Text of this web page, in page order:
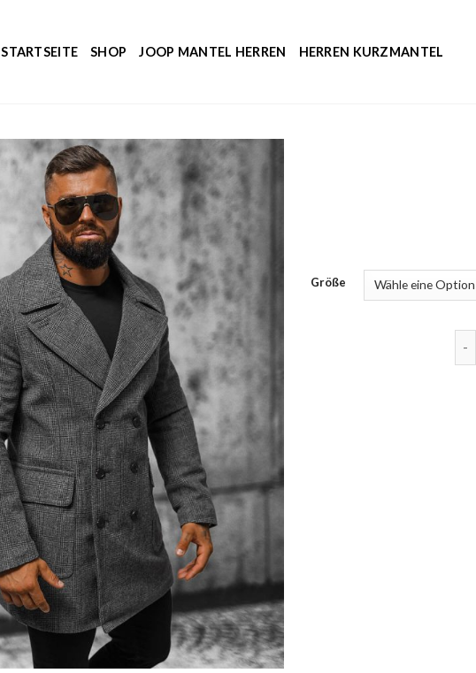
STARTSEITE SHOP JOOP MANTEL HERREN HERREN KURZMANTEL
Größe